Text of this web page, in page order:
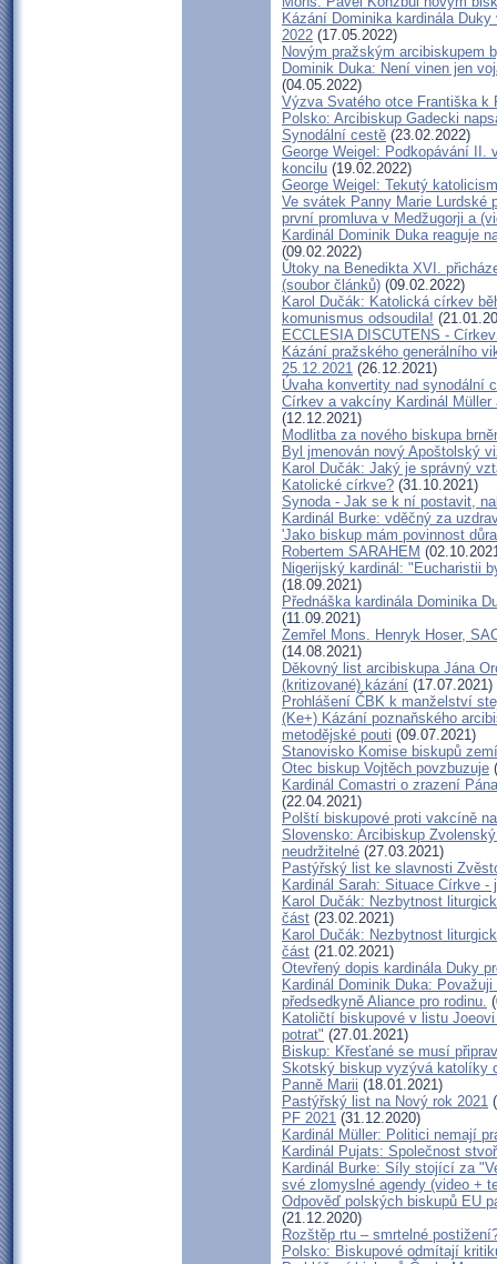
Kázání Dominika kardinála
2022 (17.05.2022)
Novým pražským arcibiskupem
Dominik Duka: Není vinen jen
(04.05.2022)
Výzva Svatého otce Františka k
Polsko: Arcibiskup Gadecki
Synodální cestě (23.02.2022)
George Weigel: Podkopávání II.
koncilu (19.02.2022)
George Weigel: Tekutý
Ve svátek Panny Marie Lurdské
první promluva v Medžugorji a
Kardinál Dominik Duka reaguje
(09.02.2022)
Útoky na Benedikta XVI.
(soubor článků) (09.02.2022)
Karol Dučák: Katolická církev
komunismus odsoudila!
ECCLESIA DISCUTENS -
Kázání pražského generálního
25.12.2021 (26.12.2021)
Úvaha konvertity nad synodální
Církev a vakcíny Kardinál
(12.12.2021)
Modlitba za nového biskupa
Byl jmenován nový Apoštolský
Karol Dučák: Jaký je správný
Katolické církve? (31.10.2021)
Synoda - Jak se k ní postavit,
Kardinál Burke: vděčný za
'Jako biskup mám povinnost
Robertem SARAHEM
Nigerijský kardinál: "Eucharistii
(18.09.2021)
Přednáška kardinála Dominika
(11.09.2021)
Zemřel Mons. Henryk Hoser,
(14.08.2021)
Děkovný list arcibiskupa Jána
(kritizované) kázání (17.07.2021)
Prohlášení ČBK k manželství
(Ke+) Kázání poznaňského
metodějské pouti (09.07.2021)
Stanovisko Komise biskupů
Otec biskup Vojtěch povzbuzuje
Kardinál Comastri o zrazení
(22.04.2021)
Polští biskupové proti vakcíně
Slovensko: Arcibiskup
neudržitelné (27.03.2021)
Pastýřský list ke slavnosti
Kardinál Sarah: Situace Církve -
Karol Dučák: Nezbytnost
část (23.02.2021)
Karol Dučák: Nezbytnost
část (21.02.2021)
Otevřený dopis kardinála Duky
Kardinál Dominik Duka:
předsedkyně Aliance pro rodinu.
Katoličtí biskupové v listu
potrat" (27.01.2021)
Biskup: Křesťané se musí
Skotský biskup vyzývá katolíky
Panně Marii (18.01.2021)
Pastýřský list na Nový rok 2021
PF 2021 (31.12.2020)
Kardinál Müller: Politici nemají
Kardinál Pujats: Společnost
Kardinál Burke: Síly stojící za
své zlomyslné agendy (video +
Odpověď polských biskupů EU
(21.12.2020)
Rozštěp rtu – smrtelné
Polsko: Biskupové odmítají